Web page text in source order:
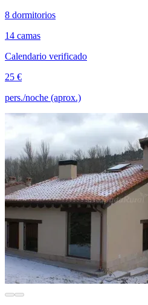
8 dormitorios
14 camas
Calendario verificado
25 €
pers./noche (aprox.)